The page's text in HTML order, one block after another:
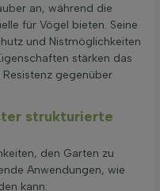
an, während die
für Vögel bieten. Seine
und Nistmöglichkeiten
stärken das
gegenüber
strukturierte
den Garten zu
Anwendungen, wie
kann: